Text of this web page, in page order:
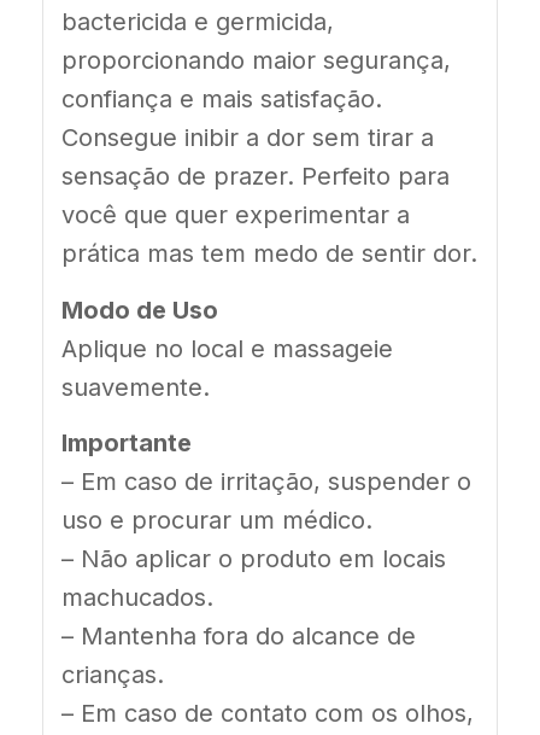
bactericida e germicida,
proporcionando maior segurança,
confiança e mais satisfação.
Consegue inibir a dor sem tirar a
sensação de prazer. Perfeito para
você que quer experimentar a
prática mas tem medo de sentir dor.
Modo de Uso
Aplique no local e massageie
suavemente.
Importante
– Em caso de irritação, suspender o
uso e procurar um médico.
– Não aplicar o produto em locais
machucados.
– Mantenha fora do alcance de
crianças.
– Em caso de contato com os olhos,